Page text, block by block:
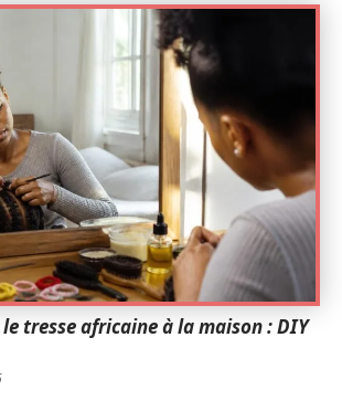
tresse africaine à la maison : DIY